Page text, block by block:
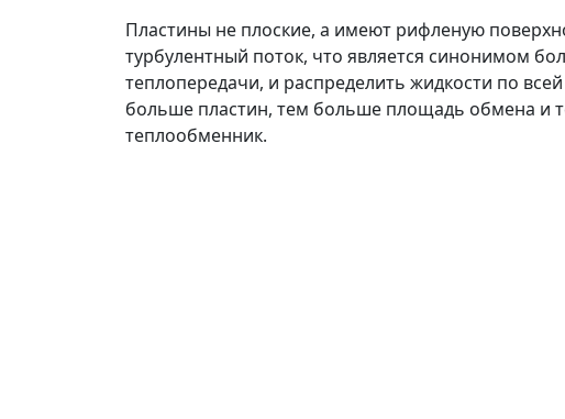
Пластины не плоские, а имеют рифленую
турбулентный поток, что является синонимом
теплопередачи, и распределить жидкости по
больше пластин, тем больше площадь обмена и
теплообменник.